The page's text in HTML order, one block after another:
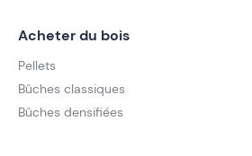
Acheter du bois
Pellets
Bûches classiques
Bûches densifiées